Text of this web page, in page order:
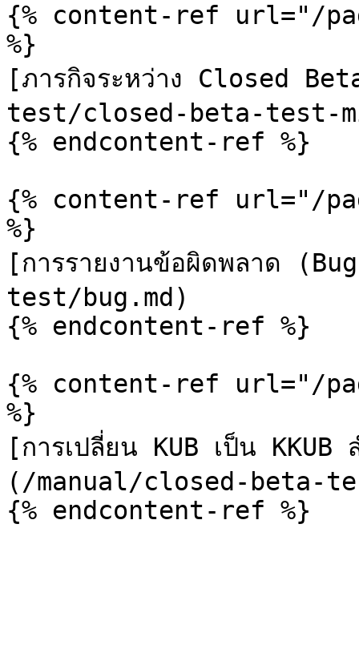
{% content-ref url="/
%}
[ภารกิจระหว่าง Closed
test/closed-beta-test-
{% endcontent-ref %}
{% content-ref url="/
%}
[การรายงานข้อผิดพลาด
test/bug.md)
{% endcontent-ref %}
{% content-ref url="/
%}
[การเปลี่ยน KUB เป็น KKUB
(/manual/closed-beta-